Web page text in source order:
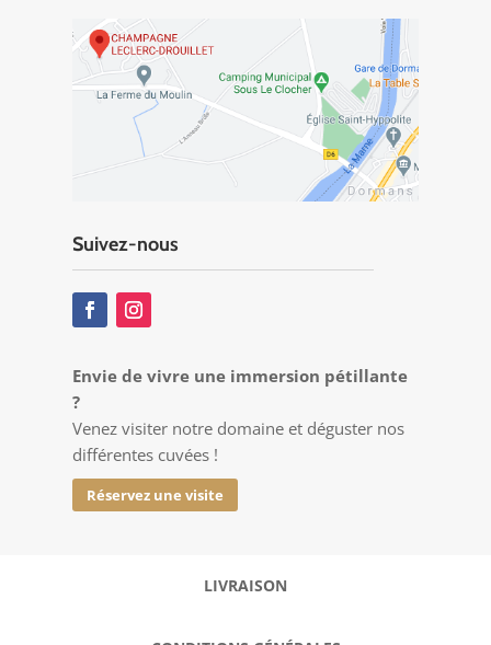
Suivez-nous
Envie de vivre une immersion pétillante
?
Venez visiter notre domaine et déguster nos
différentes cuvées !
Réservez une visite
LIVRAISON